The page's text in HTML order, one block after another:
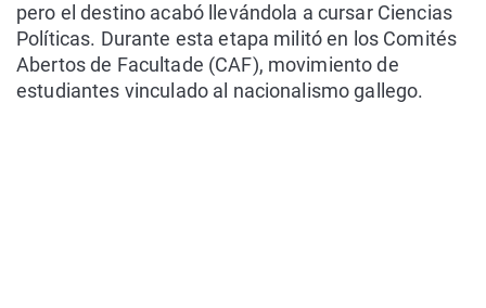
pero el destino acabó llevándola a cursar Ciencias
Políticas. Durante esta etapa militó en los Comités
Abertos de Facultade (CAF), movimiento de
estudiantes vinculado al nacionalismo gallego.